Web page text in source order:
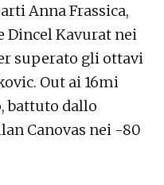
Anna Frassica,
Dincel Kavurat nei
superato gli ottavi
Out ai 16mi
battuto dallo
Canovas nei -80